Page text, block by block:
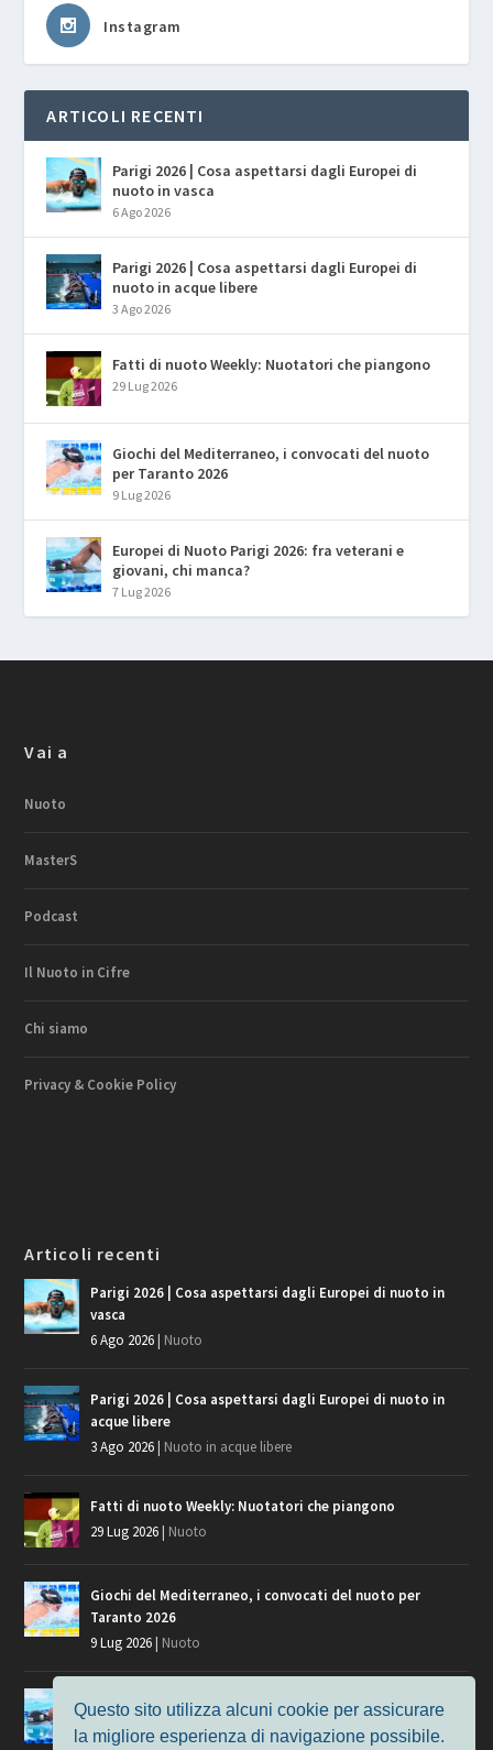
Instagram
ARTICOLI RECENTI
Parigi 2026 | Cosa aspettarsi dagli Europei di
nuoto in vasca
6 Ago 2026
Parigi 2026 | Cosa aspettarsi dagli Europei di
nuoto in acque libere
3 Ago 2026
Fatti di nuoto Weekly: Nuotatori che piangono
29 Lug 2026
Giochi del Mediterraneo, i convocati del nuoto
per Taranto 2026
9 Lug 2026
Europei di Nuoto Parigi 2026: fra veterani e
giovani, chi manca?
7 Lug 2026
Vai a
Nuoto
MasterS
Podcast
Il Nuoto in Cifre
Chi siamo
Privacy & Cookie Policy
Articoli recenti
Parigi 2026 | Cosa aspettarsi dagli Europei di nuoto in
vasca
6 Ago 2026| Nuoto
Parigi 2026 | Cosa aspettarsi dagli Europei di nuoto in
acque libere
3 Ago 2026| Nuoto in acque libere
Fatti di nuoto Weekly: Nuotatori che piangono
29 Lug 2026| Nuoto
Giochi del Mediterraneo, i convocati del nuoto per
Taranto 2026
9 Lug 2026| Nuoto
Europei di Nuoto Parigi 2026: fra veterani e giovani, chi
Questo sito utilizza alcuni cookie per assicurare
la migliore esperienza di navigazione possibile.